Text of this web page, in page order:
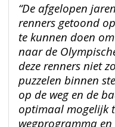
“De afgelopen
renners getoond
te kunnen doen
naar de
deze renners niet
puzzelen binnen
op de weg en de
optimaal mogelijk
wegprogramma